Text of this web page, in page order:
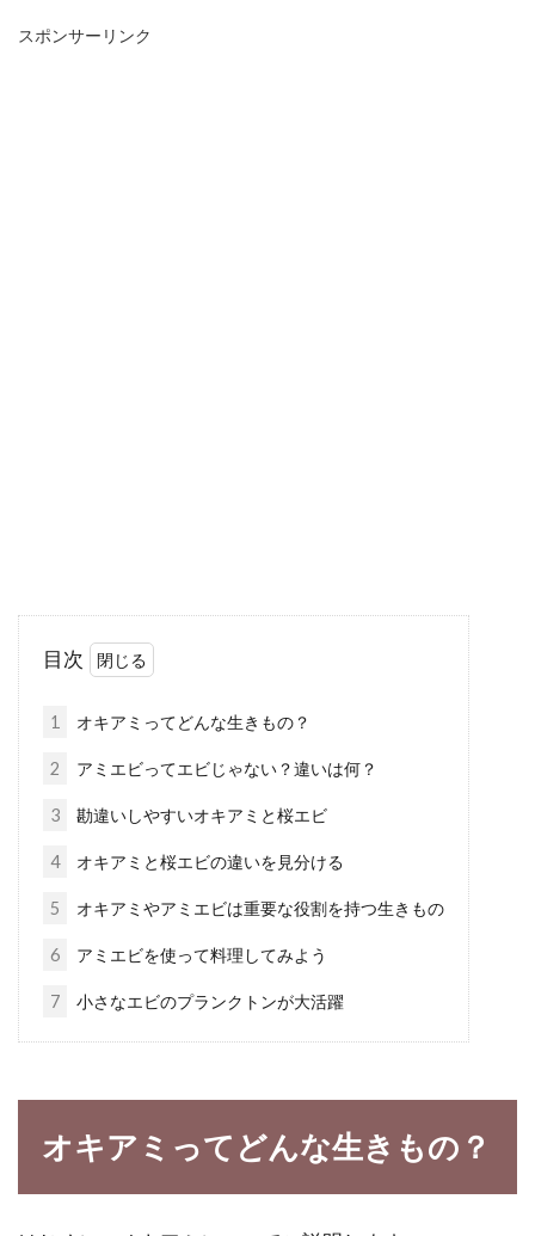
れて栄養価アップ
牡蠣は、寒い産卵前の時期になるとミルキーな
味になり、栄養が高くなるのをご存知ですか？
ぎゅ...
味噌炒めの献立に鶏肉を使ってみた
味噌は発酵することで、原料の大豆にはない、
アミノ酸やビタミン類がたくさん生成されま
す。ア...
エットに良いかを検証。
スポンサーリンク
目次
1 オキアミってどんな生きもの？
2 アミエビってエビじゃない？違いは何？
3 勘違いしやすいオキアミと桜エビ
4 オキアミと桜エビの違いを見分ける
5 オキアミやアミエビは重要な役割を持つ生きもの
6 アミエビを使って料理してみよう
7 小さなエビのプランクトンが大活躍
オキアミってどんな生きもの？